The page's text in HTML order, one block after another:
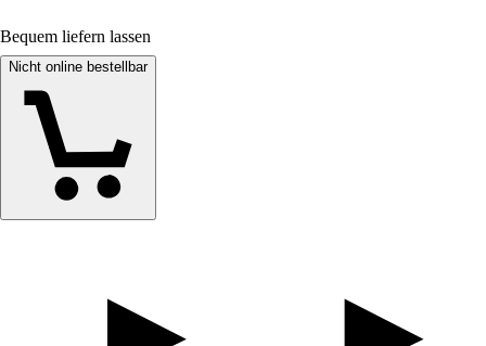
Bequem liefern lassen
Nicht online bestellbar